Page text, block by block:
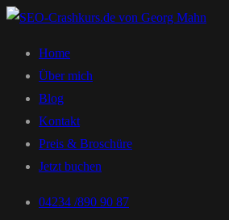
Home
Über mich
Blog
Kontakt
Preis & Broschüre
Jetzt buchen
04234 /890 90 87